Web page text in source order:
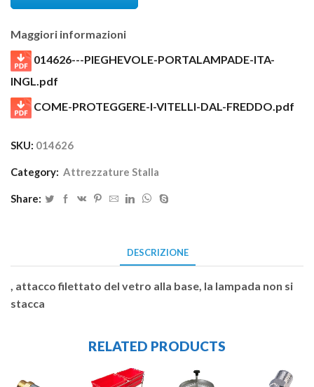
Maggiori informazioni
014626---PIEGHEVOLE-PORTALAMPADE-ITA-
INGL.pdf
COME-PROTEGGERE-I-VITELLI-DAL-FREDDO.pdf
SKU: 014626
Category: Attrezzature Stalla
Share:
DESCRIZIONE
, attacco filettato del vetro alla base, la lampada non si
stacca
RELATED PRODUCTS